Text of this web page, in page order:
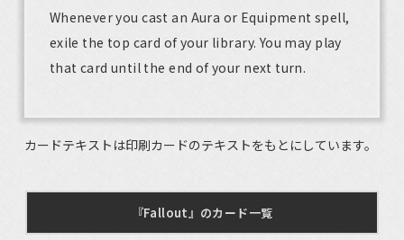
Whenever you cast an Aura or Equipment spell,
exile the top card of your library. You may play
that card until the end of your next turn.
カードテキストは印刷カードのテキストをもとにしています。
『Fallout』のカード一覧